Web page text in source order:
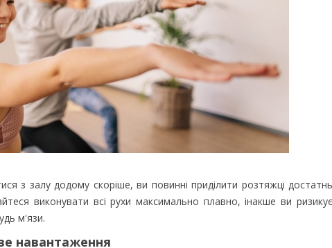
з залу додому скоріше, ви повинні приділити розтяжці
виконувати всі рухи максимально плавно, інакше ви
м'язи.
навантаження